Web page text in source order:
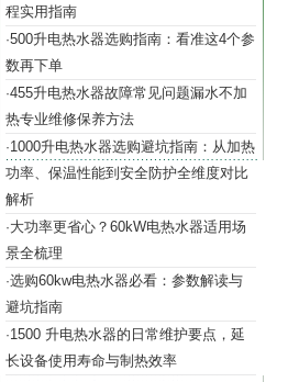
程实用指南
·500升电热水器选购指南：看准这4个参
数再下单
·455升电热水器故障常见问题漏水不加
热专业维修保养方法
·1000升电热水器选购避坑指南：从加热
功率、保温性能到安全防护全维度对比
解析
·大功率更省心？60kW电热水器适用场
景全梳理
·选购60kw电热水器必看：参数解读与
避坑指南
·1500 升电热水器的日常维护要点，延
长设备使用寿命与制热效率